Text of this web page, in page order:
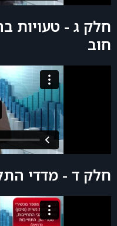
חלק ג - טעויות
חוב
חלק ד - מדדי